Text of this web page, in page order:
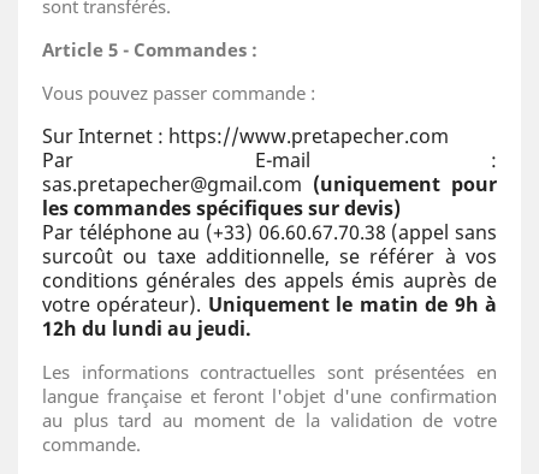
sont transférés.
Article 5 - Commandes :
Vous pouvez passer commande :
Sur Internet : https://www.pretapecher.com
Par E-mail :
sas.pretapecher@gmail.com (uniquement pour
les commandes spécifiques sur devis)
Par téléphone au (+33) 06.60.67.70.38 (appel sans
surcoût ou taxe additionnelle, se référer à vos
conditions générales des appels émis auprès de
votre opérateur). Uniquement le matin de 9h à
12h du lundi au jeudi.
Les informations contractuelles sont présentées en
langue française et feront l'objet d'une confirmation
au plus tard au moment de la validation de votre
commande.